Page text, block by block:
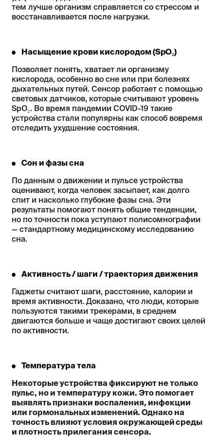
тем лучше организм справляется со стрессом и
восстанавливается после нагрузки.
Насыщение крови кислородом (SpO₂)
Позволяет понять, хватает ли организму
кислорода, особенно во сне или при болезнях
дыхательных путей. Сенсор работает с помощью
световых датчиков, которые считывают уровень
SpO₂. Во время пандемии COVID-19 такие
устройства стали популярны как способ вовремя
отследить ухудшение состояния.
Сон и фазы сна
По данным о движении и пульсе устройства
оценивают, когда человек засыпает, как долго
спит и насколько глубокие фазы сна. Эти
результаты помогают понять общие тенденции,
но по точности пока уступают полисомнографии
— стандартному медицинскому исследованию
сна.
Активность / шаги / траектория движения
Гаджеты считают шаги, расстояние, калории и
время активности. Доказано, что люди, которые
пользуются такими трекерами, в среднем
двигаются больше и чаще достигают своих целей
по активности.
Температура тела
Некоторые устройства фиксируют не только
пульс, но и температуру кожи. Это помогает
выявлять признаки воспаления, инфекции
или гормональных изменений. Однако на
точность влияют условия окружающей среды
и плотность прилегания сенсора.